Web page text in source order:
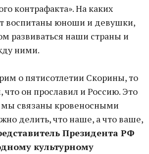
контрафакта». На каких
воспитаны юноши и девушки,
развиваться наши страны и
ними.
о пятисотлетии Скорины, то
он прославил и Россию. Это
мы связаны кровеносными
делить, что наше, а что ваше,
Президента РФ
культурному